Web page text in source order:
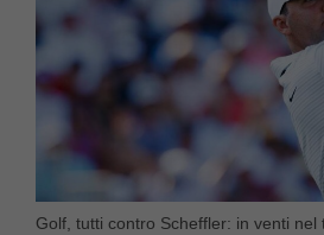
Golf, tutti contro Scheffler: in venti